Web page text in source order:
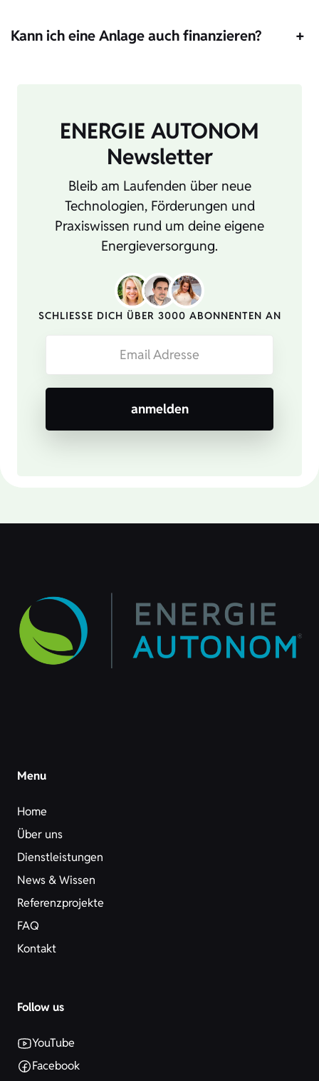
Kann ich eine Anlage auch finanzieren? +
ENERGIE AUTONOM
Newsletter
Bleib am Laufenden über neue
Technologien, Förderungen und
Praxiswissen rund um deine eigene
Energieversorgung.
SCHLIESSE DICH ÜBER 3000 ABONNENTEN AN
Menu
Home
Über uns
Dienstleistungen
News & Wissen
Referenzprojekte
FAQ
Kontakt
Follow us
YouTube
Facebook